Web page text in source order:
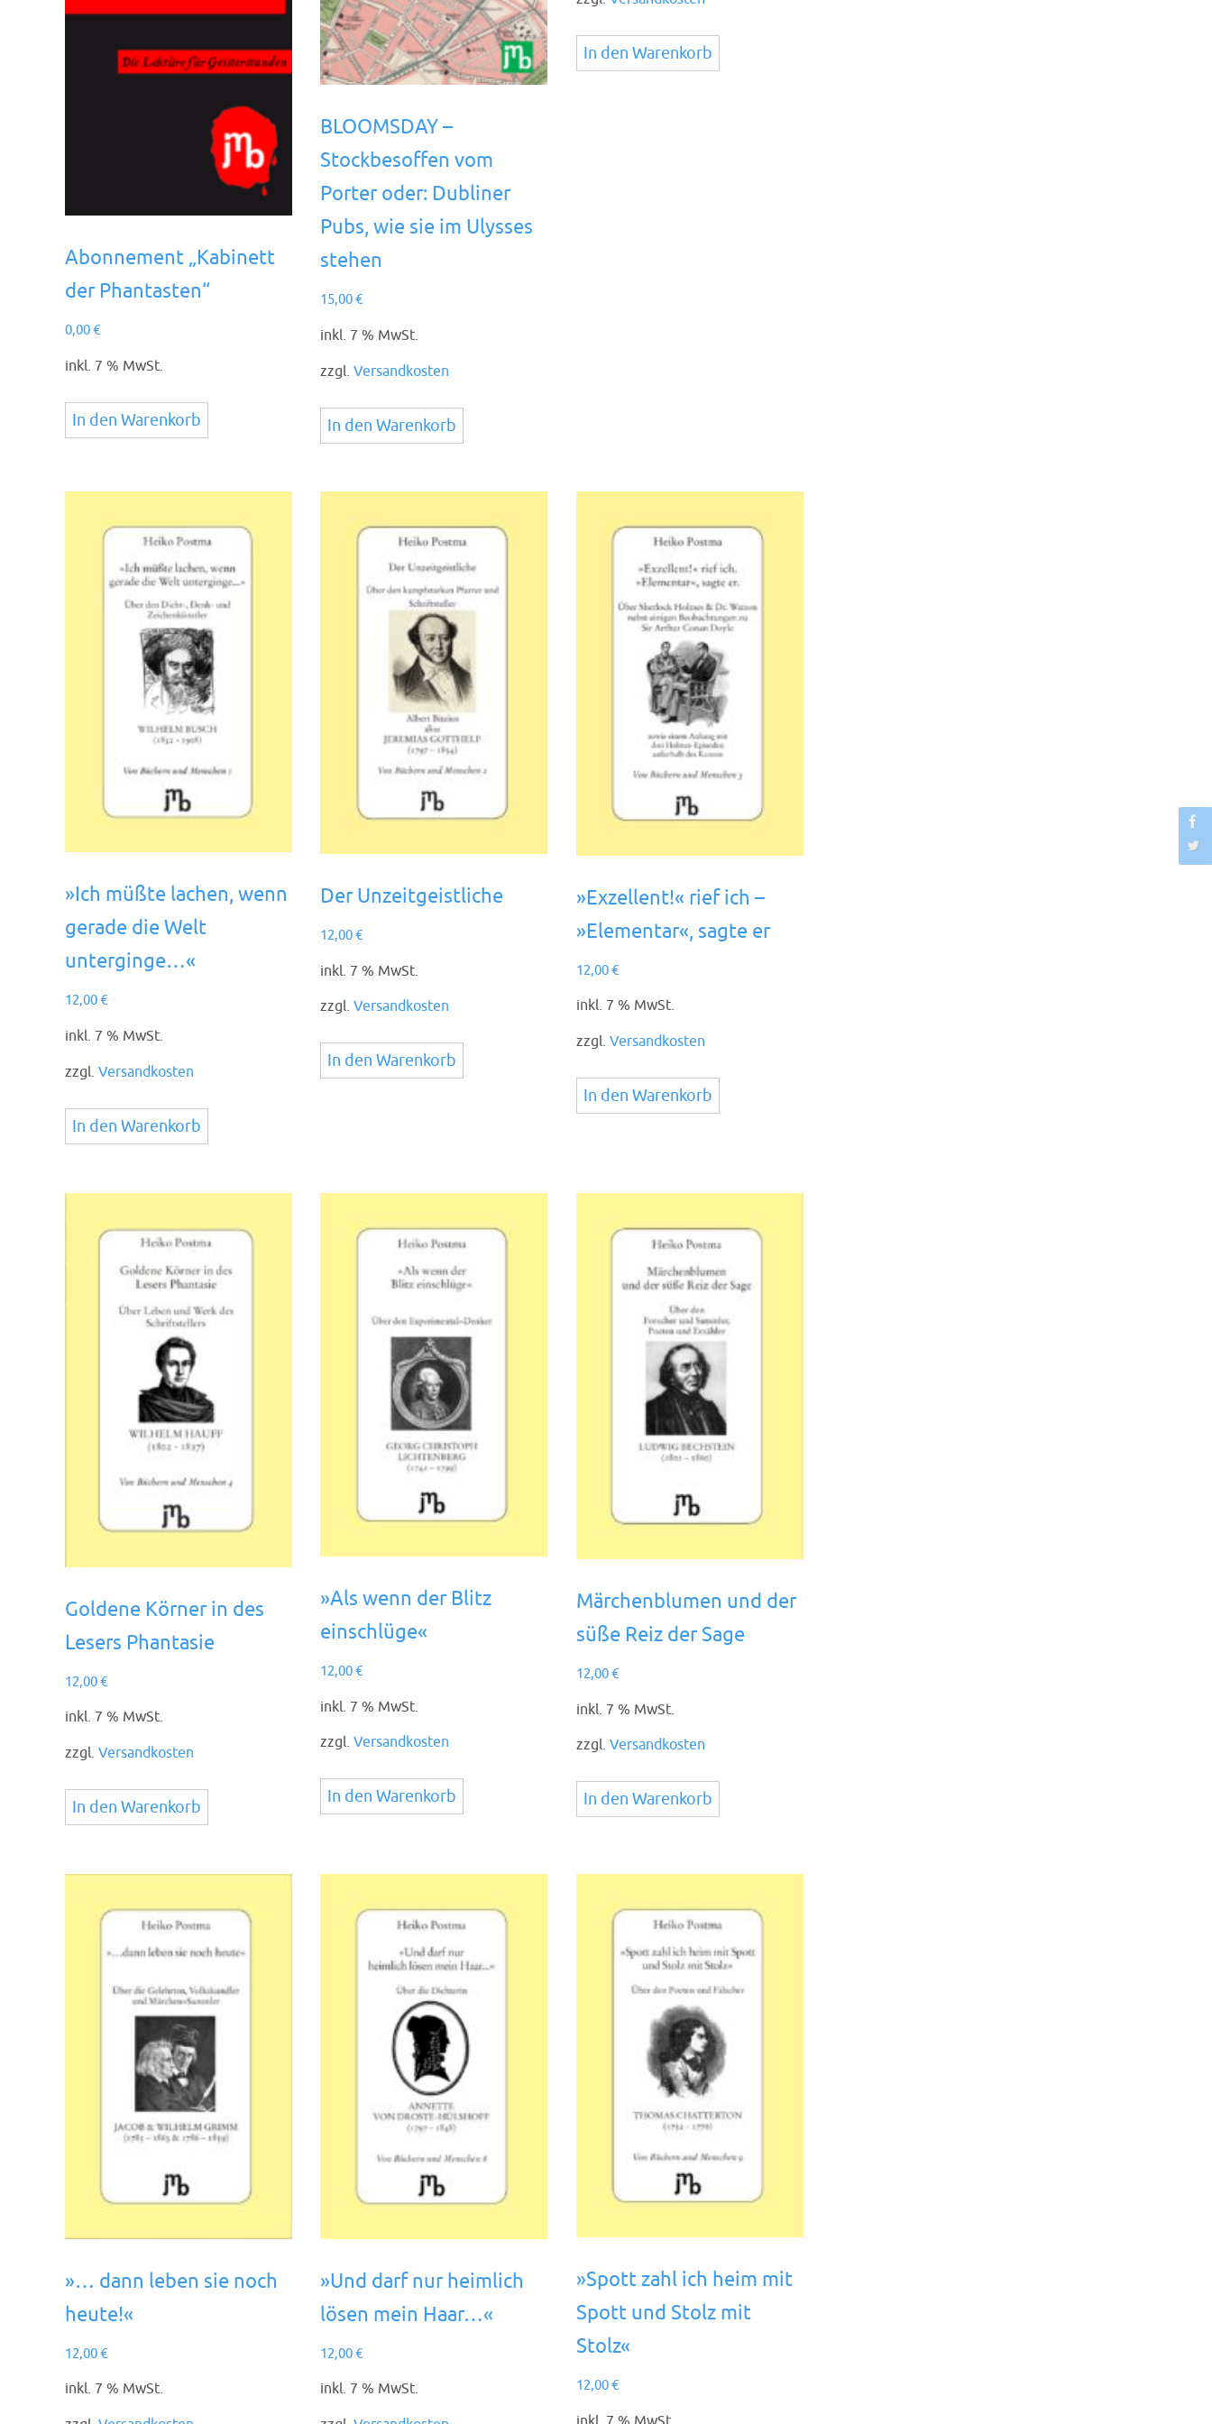
Abonnement „Kabinett
der Phantasten“
0,00€
inkl. 7 % MwSt.
In den Warenkorb
BLOOMSDAY –
Stockbesoffen vom
Porter oder: Dubliner
Pubs, wie sie im Ulysses
stehen
15,00€
inkl. 7 % MwSt.
zzgl.Versandkosten
In den Warenkorb
In den Warenkorb
»Ich müßte lachen, wenn
gerade die Welt
unterginge…«
12,00€
inkl. 7 % MwSt.
zzgl. Versandkosten
In den Warenkorb
Der Unzeitgeistliche
12,00€
inkl. 7 % MwSt.
zzgl.Versandkosten
In den Warenkorb
»Exzellent!« rief ich –
»Elementar«, sagte er
12,00€
inkl. 7 % MwSt.
zzgl. Versandkosten
In den Warenkorb
Goldene Körner in des
Lesers Phantasie
12,00€
inkl. 7 % MwSt.
zzgl. Versandkosten
In den Warenkorb
»Als wenn der Blitz
einschlüge«
12,00€
inkl. 7 % MwSt.
zzgl.Versandkosten
In den Warenkorb
Märchenblumen und der
süße Reiz der Sage
12,00€
inkl. 7 % MwSt.
zzgl. Versandkosten
In den Warenkorb
»… dann leben sie noch
heute!«
12,00€
inkl. 7 % MwSt.
»Und darf nur heimlich
lösen mein Haar…«
12,00€
inkl. 7 % MwSt.
»Spott zahl ich heim mit
Spott und Stolz mit
Stolz«
12,00€